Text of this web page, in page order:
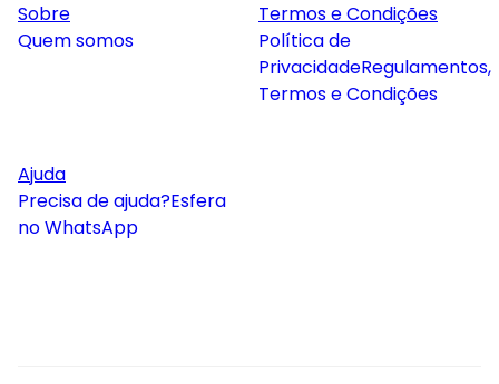
Sobre
Quem somos
Termos e Condições
Política de
PrivacidadeRegulamentos,
Termos e Condições
Ajuda
Precisa de ajuda?Esfera
no WhatsApp